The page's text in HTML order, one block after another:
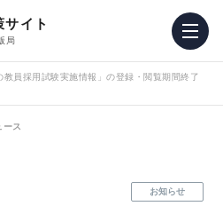
イト
局
教員採用試験実施情報」の登録・閲覧期間終了
ース
お知らせ